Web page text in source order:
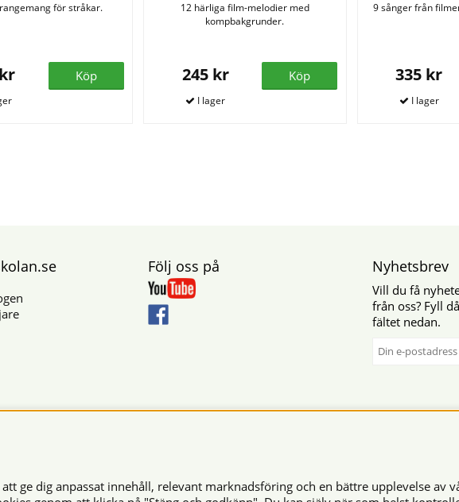
för stråkar.
Köp
12 härliga film-melodier med
kompbakgrunder.
245 kr Köp
9 sånger från
335 kr
Följ oss på Nyhetsbrev
Vill du få
från oss? Fyll
fältet nedan.
Säkra betalningar
Musikskolan. Vi använder cookies -läs mer här.
ge dig anpassat innehåll, relevant marknadsföring och en bättre upplevelse av